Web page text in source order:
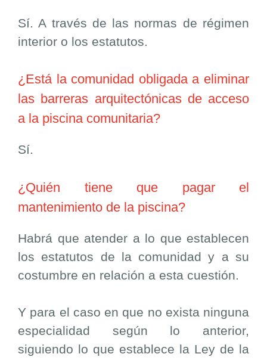
Sí. A través de las normas de régimen
interior o los estatutos.
¿Está la comunidad obligada a eliminar
las barreras arquitectónicas de acceso
a la piscina comunitaria?
Sí.
¿Quién tiene que pagar el
mantenimiento de la piscina?
Habrá que atender a lo que establecen
los estatutos de la comunidad y a su
costumbre en relación a esta cuestión.
Y para el caso en que no exista ninguna
especialidad según lo anterior,
siguiendo lo que establece la Ley de la